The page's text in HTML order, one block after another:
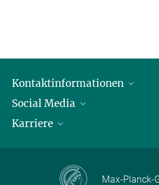
Kontaktinformationen
Öffnungszeiten & Anfahrt
Ansprechpersonen
Social Media
LinkedIn
Karriere
Max Planck Law
Max-Planck-